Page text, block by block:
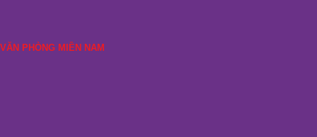
VĂN PHÒNG MIỀN NAM